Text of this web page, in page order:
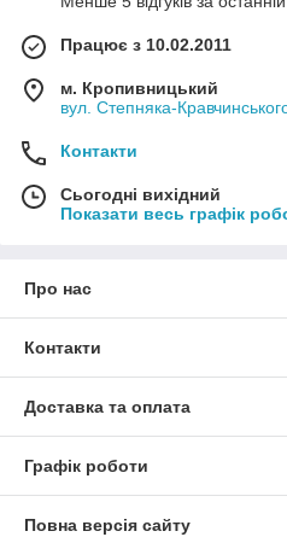
Працює з 10.02.2011
м. Кропивницький
вул. Степняка-
Контакти
Сьогодні вихідний
Показати весь графік
Про нас
Контакти
Доставка та оплата
Графік роботи
Повна версія сайту